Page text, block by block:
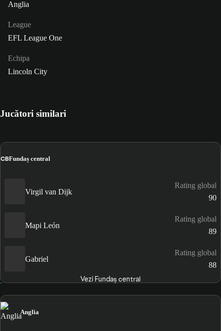
Anglia
League
EFL League One
Echipa
Lincoln City
Jucători similari
CBFundaș central
Virgil van Dijk
Rating global
90
Mapi León
Rating global
89
Gabriel
Rating global
88
Vezi Fundaș central
Anglia